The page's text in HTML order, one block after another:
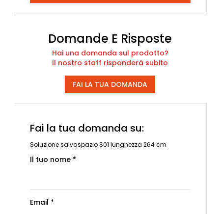
Domande E Risposte
Hai una domanda sul prodotto?
Il nostro staff risponderà subito
FAI LA TUA DOMANDA
Fai la tua domanda su:
Soluzione salvaspazio S01 lunghezza 264 cm
Il tuo nome *
Email *